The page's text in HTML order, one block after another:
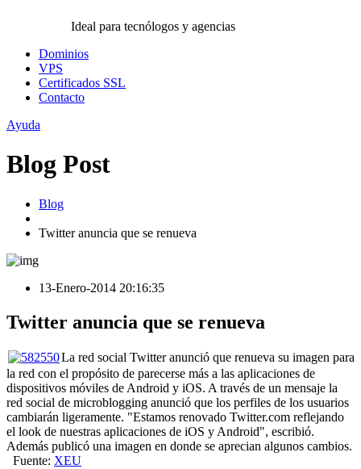
Ideal para tecnólogos y agencias
Dominios
VPS
Certificados SSL
Contacto
Ayuda
Blog Post
Blog
Twitter anuncia que se renueva
13-Enero-2014 20:16:35
Twitter anuncia que se renueva
La red social Twitter anunció que renueva su imagen para
la red con el propósito de parecerse más a las aplicaciones de
dispositivos móviles de Android y iOS. A través de un mensaje la
red social de microblogging anunció que los perfiles de los usuarios
cambiarán ligeramente. "Estamos renovado Twitter.com reflejando
el look de nuestras aplicaciones de iOS y Android", escribió.
Además publicó una imagen en donde se aprecian algunos cambios.
Fuente: XEU